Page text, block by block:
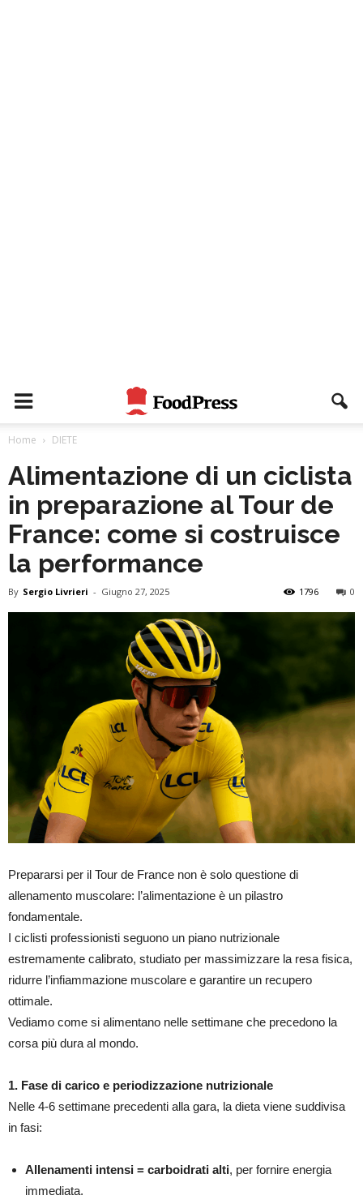
Home DIETE
Alimentazione di un ciclista
in preparazione al Tour de
France: come si costruisce
la performance
By Sergio Livrieri - Giugno 27, 2025 0
1796
Prepararsi per il Tour de France non è solo questione di
allenamento muscolare: l’alimentazione è un pilastro
fondamentale.
I ciclisti professionisti seguono un piano nutrizionale
estremamente calibrato, studiato per massimizzare la resa fisica,
ridurre l’infiammazione muscolare e garantire un recupero
ottimale.
Vediamo come si alimentano nelle settimane che precedono la
corsa più dura al mondo.
1. Fase di carico e periodizzazione nutrizionale
Nelle 4-6 settimane precedenti alla gara, la dieta viene suddivisa
in fasi:
Allenamenti intensi = carboidrati alti, per fornire energia
immediata.